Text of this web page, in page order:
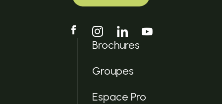
Brochures
Groupes
Espace Pro